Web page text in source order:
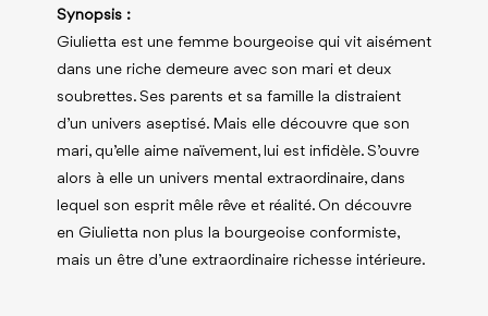
Synopsis :
Giulietta est une femme bourgeoise qui vit aisément
dans une riche demeure avec son mari et deux
soubrettes. Ses parents et sa famille la distraient
d’un univers aseptisé. Mais elle découvre que son
mari, qu’elle aime naïvement, lui est infidèle. S’ouvre
alors à elle un univers mental extraordinaire, dans
lequel son esprit mêle rêve et réalité. On découvre
en Giulietta non plus la bourgeoise conformiste,
mais un être d’une extraordinaire richesse intérieure.